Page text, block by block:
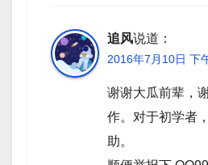
追风说道：
2016年7月10日 下
谢谢大瓜前辈，
作。对于初学者
助。